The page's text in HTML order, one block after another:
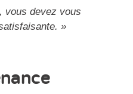
vous devez vous
»